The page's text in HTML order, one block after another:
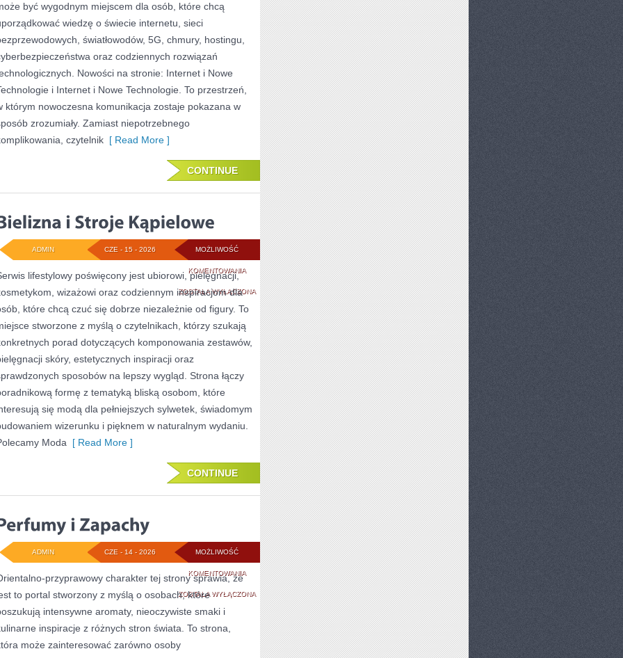
SPRZĘTU
być wygodnym miejscem dla osób, które chcą
wiedzę o świecie internetu, sieci
światłowodów, 5G, chmury, hostingu,
oraz codziennych rozwiązań
Nowości na stronie: Internet i Nowe
i Internet i Nowe Technologie. To przestrzeń,
którym nowoczesna komunikacja zostaje pokazana w
zrozumiały. Zamiast niepotrzebnego
czytelnik [ Read More ]
CONTINUE
MOŻLIWOŚĆ
KOMENTOWANIABIELIZNA
I
STROJE
KĄPIELOWE
ZOSTAŁA WYŁĄCZONA
CZE - 15 - 2026
ADMIN
lifestylowy poświęcony jest ubiorowi, pielęgnacji,
wizażowi oraz codziennym inspiracjom dla
które chcą czuć się dobrze niezależnie od figury. To
stworzone z myślą o czytelnikach, którzy szukają
porad dotyczących komponowania zestawów,
skóry, estetycznych inspiracji oraz
sposobów na lepszy wygląd. Strona łączy
formę z tematyką bliską osobom, które
się modą dla pełniejszych sylwetek, świadomym
wizerunku i pięknem w naturalnym wydaniu.
Moda [ Read More ]
CONTINUE
MOŻLIWOŚĆ
KOMENTOWANIAPERFUMY
I
ZAPACHY
ZOSTAŁA WYŁĄCZONA
CZE - 14 - 2026
ADMIN
przyprawowy charakter tej strony sprawia, że
to portal stworzony z myślą o osobach, które
intensywne aromaty, nieoczywiste smaki i
inspiracje z różnych stron świata. To strona,
może zainteresować zarówno osoby